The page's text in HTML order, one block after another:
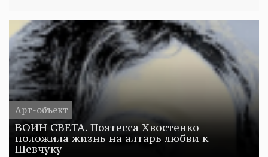
Арт-объект
ВОИН СВЕТА. Поэтесса Хвостенко
положила жизнь на алтарь любви к
Шевчуку